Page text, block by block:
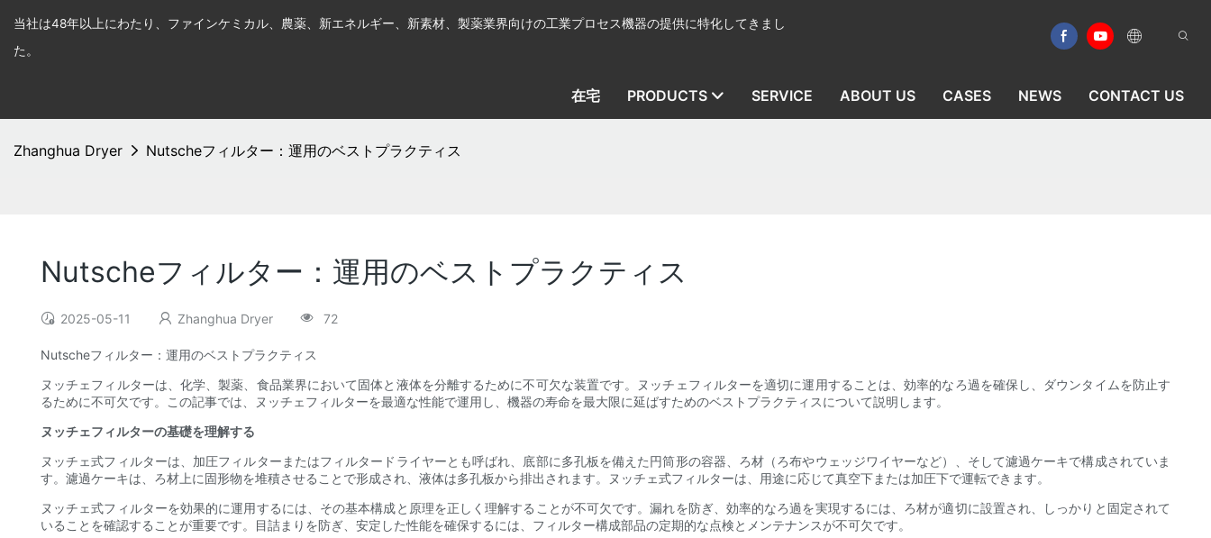
当社は48年以上にわたり、ファインケミカル、農薬、新エネルギー、新素材、製薬業界向けの工業プロセス機器の提供に特化してきまし
た。
在宅 PRODUCTS SERVICE ABOUT US CASES NEWS CONTACT US
Zhanghua Dryer Nutscheフィルター：運用のベストプラクティス
Nutscheフィルター：運用のベストプラクティス
2025-05-11 Zhanghua Dryer 72
Nutscheフィルター：運用のベストプラクティス
ヌッチェフィルターは、化学、製薬、食品業界において固体と液体を分離するために不可欠な装置です。ヌッチェフィルターを適切に運用することは、効率的なろ過を確保し、ダウンタイムを防止す
るために不可欠です。この記事では、ヌッチェフィルターを最適な性能で運用し、機器の寿命を最大限に延ばすためのベストプラクティスについて説明します。
ヌッチェフィルターの基礎を理解する
ヌッチェ式フィルターは、加圧フィルターまたはフィルタードライヤーとも呼ばれ、底部に多孔板を備えた円筒形の容器、ろ材（ろ布やウェッジワイヤーなど）、そして濾過ケーキで構成されていま
す。濾過ケーキは、ろ材上に固形物を堆積させることで形成され、液体は多孔板から排出されます。ヌッチェ式フィルターは、用途に応じて真空下または加圧下で運転できます。
ヌッチェ式フィルターを効果的に運用するには、その基本構成と原理を正しく理解することが不可欠です。漏れを防ぎ、効率的なろ過を実現するには、ろ材が適切に設置され、しっかりと固定されて
いることを確認することが重要です。目詰まりを防ぎ、安定した性能を確保するには、フィルター構成部品の定期的な点検とメンテナンスが不可欠です。